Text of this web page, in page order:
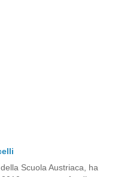
Scuola Austriaca, ha